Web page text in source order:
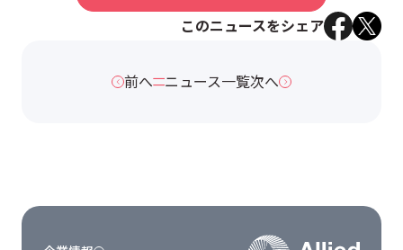
このニュースをシェア
前へ ニュース一覧次へ